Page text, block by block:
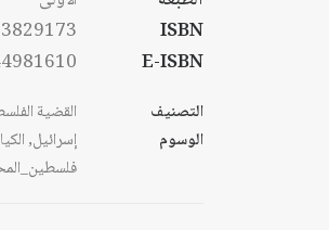
ISBN
E-ISBN
التصنيف
القضية
الوسوم
إسرائيل,